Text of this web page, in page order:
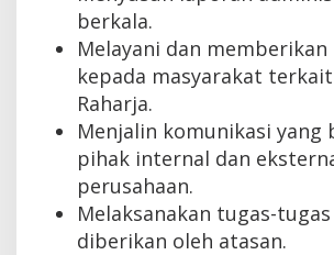
berkala.
Melayani dan
kepada masyarakat terkait
Raharja.
Menjalin komunikasi yang
pihak internal dan
perusahaan.
Melaksanakan tugas-
diberikan oleh atasan.